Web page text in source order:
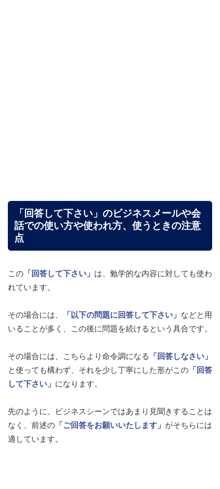
「回答して下さい」のビジネスメールや会
話での使い方や使われ方、使うときの注意
点
この 「回答して下さい」 は、勉学的な内容に対しても使わ
れています。
その場合には、 「以下の問題に回答して下さい」 などと用
いることが多く、この後に問題を続けるという具合です。
その場合には、こちらより命令調になる
「回答しなさい」
と使っても構わず、それを少し丁寧にした形がこの 「回答
して下さい」 になります。
先のように、ビジネスシーンではあまり見聞きすることは
なく、前述の 「ご回答をお願いいたします」 がそちらには
適しています。